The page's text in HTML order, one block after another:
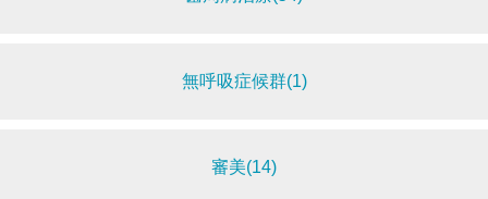
無呼吸症候群(1)
審美(14)